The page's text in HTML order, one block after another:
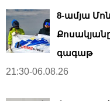
8-ամյա
գագաթ
21:30-06.08.26